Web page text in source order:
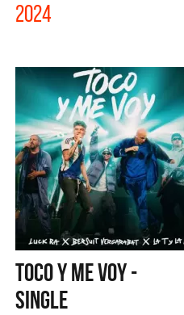
2024
TOCO Y ME VOY -
SINGLE